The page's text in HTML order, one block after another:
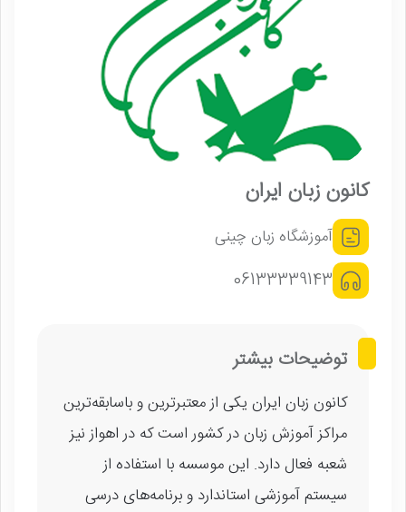
کانون زبان ایران
آموزشگاه زبان چینی
06133339143
توضیحات بیشتر
کانون زبان ایران یکی از معتبرترین و باسابقه‌ترین
مراکز آموزش زبان در کشور است که در اهواز نیز
شعبه فعال دارد. این موسسه با استفاده از
سیستم آموزشی استاندارد و برنامه‌های درسی